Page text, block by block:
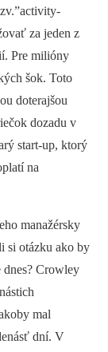
za jeden z
Pre milióny
šok. Toto
doterajšou
dozadu v
start-up, ktorý
na
manažérsky
si otázku ako by
Crowley
mal
dní. V